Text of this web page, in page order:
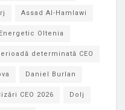
Assad Al-Hamlawi
Oltenia
determinată CEO
Daniel Burlan
CEO 2026 Dolj